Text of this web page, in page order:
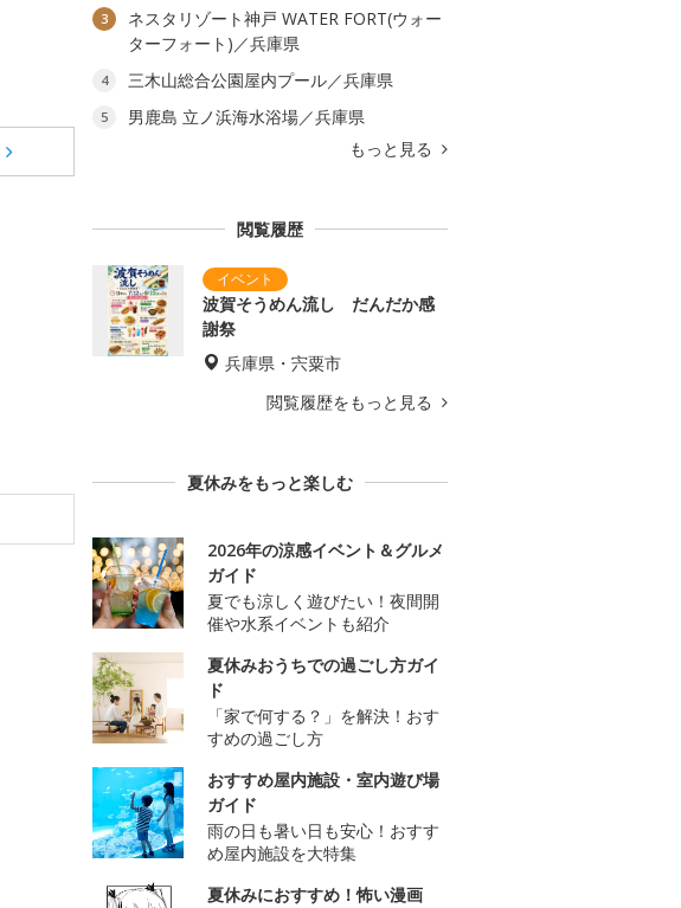
3
ネスタリゾート神戸 WATER FORT(ウォー
ターフォート)／兵庫県
4 三木山総合公園屋内プール／兵庫県
5
男鹿島 立ノ浜海水浴場／兵庫県
もっと見る
閲覧履歴
波賀そうめん流し だんだか感
謝祭
兵庫県・宍粟市
閲覧履歴をもっと見る
夏休みをもっと楽しむ
2026年の涼感イベント＆グルメ
ガイド
夏でも涼しく遊びたい！夜間開
催や水系イベントも紹介
夏休みおうちでの過ごし方ガイ
ド
「家で何する？」を解決！おす
すめの過ごし方
おすすめ屋内施設・室内遊び場
ガイド
雨の日も暑い日も安心！おすす
め屋内施設を大特集
夏休みにおすすめ！怖い漫画